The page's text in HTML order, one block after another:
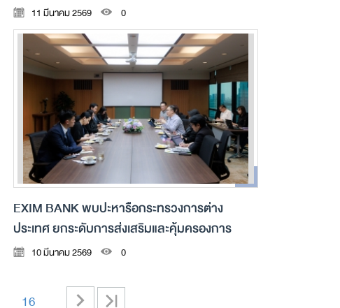
11 มีนาคม 2569 0
EXIM BANK พบปะหารือกระทรวงการต่าง
ประเทศ ยกระดับการส่งเสริมและคุ้มครองการ
ลงทุนไทยในต่างประเทศ
10 มีนาคม 2569 0
16 >